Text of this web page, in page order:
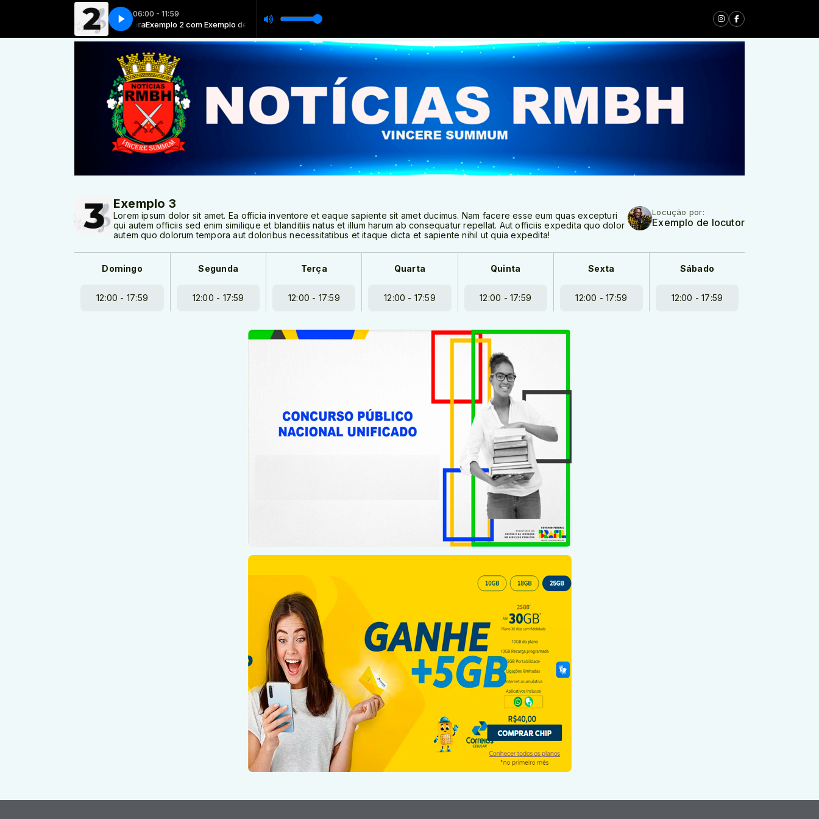
06:00 - 11:59
2 com Exemplo de locutora Exemplo 2 com Exemplo de locutora
Exemplo 3
Lorem ipsum dolor sit amet. Ea officia inventore et eaque sapiente sit amet ducimus. Nam facere esse eum quas excepturi
qui autem officiis sed enim similique et blanditiis natus et illum harum ab consequatur repellat. Aut officiis expedita quo dolor
autem quo dolorum tempora aut doloribus necessitatibus et itaque dicta et sapiente nihil ut quia expedita!
Locução por:
Exemplo de locutor
Domingo
12:00 - 17:59
Segunda
12:00 - 17:59
Terça
12:00 - 17:59
Quarta
12:00 - 17:59
Quinta
12:00 - 17:59
Sexta
12:00 - 17:59
Sábado
12:00 - 17:59